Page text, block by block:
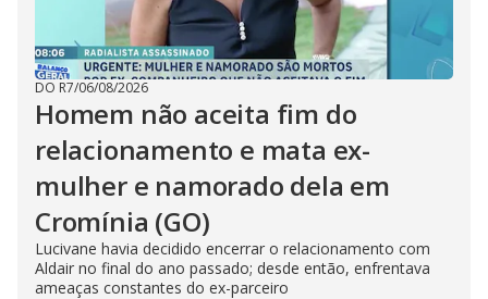
DO R7/06/08/2026
Homem não aceita fim do
relacionamento e mata ex-
mulher e namorado dela em
Cromínia (GO)
Lucivane havia decidido encerrar o relacionamento com
Aldair no final do ano passado; desde então, enfrentava
ameaças constantes do ex-parceiro